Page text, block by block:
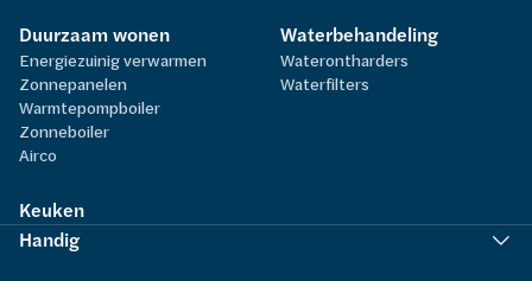
Duurzaam wonen
Energiezuinig verwarmen
Zonnepanelen
Warmtepompboiler
Zonneboiler
Airco
Waterbehandeling
Waterontharders
Waterfilters
Keuken
Handig